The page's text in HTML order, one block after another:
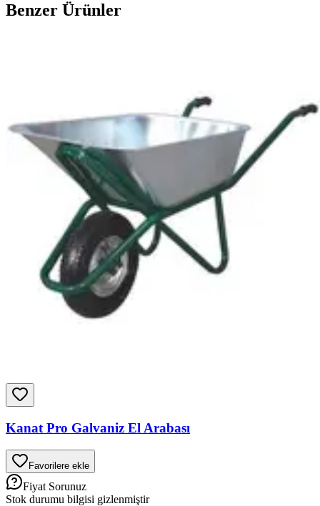
Benzer Ürünler
Kanat Pro Galvaniz El Arabası
Favorilere ekle
Fiyat Sorunuz
Stok durumu bilgisi gizlenmiştir